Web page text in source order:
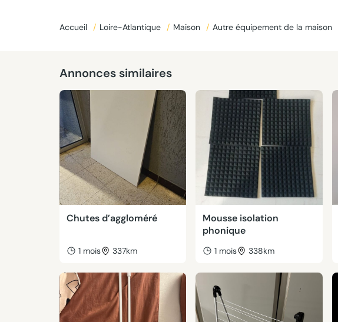
Accueil / Loire-Atlantique / Maison / Autre équipement de la maison
Annonces similaires
Chutes d’aggloméré
1 mois 337km
Mousse isolation
phonique
1 mois 338km